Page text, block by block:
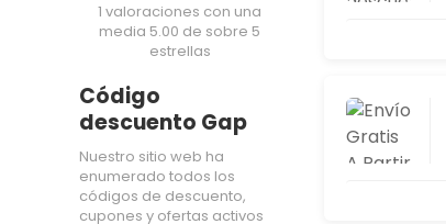
1 valoraciones con una
media 5.00 de sobre 5
estrellas
Código
descuento Gap
Nuestro sitio web ha
enumerado todos los
códigos de descuento,
cupones y ofertas activos